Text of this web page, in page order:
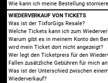
Wie kann ich meine Bestellung
WIEDERVERKAUF VON TICKETS
Was ist der TixforGigs Resale?
Welche Tickets kann ich zum
Warum gibt es in meinem Konto den
wird mein Ticket dort nicht angezeigt?
Wer legt den Ticketpreis für den
Fallen zusätzliche Gebühren für mich
Was ist der Unterschied zwischen
Wiederverkauf?